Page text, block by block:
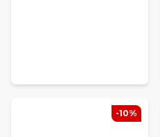
-10%